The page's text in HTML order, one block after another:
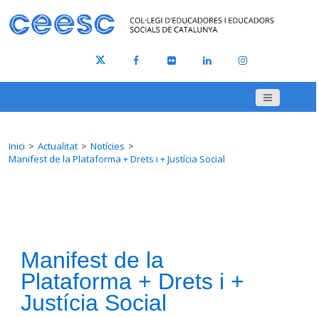
Inici Actualitat
Notícies
Manifest de la Plataforma + Drets i + Justícia Social
Manifest de la
Plataforma + Drets i +
Justícia Social